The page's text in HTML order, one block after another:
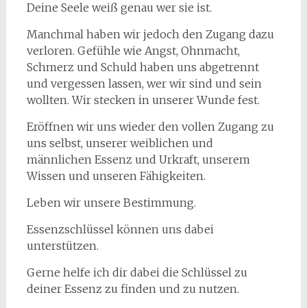
Deine Seele weiß genau wer sie ist.
Manchmal haben wir jedoch den Zugang dazu
verloren. Gefühle wie Angst, Ohnmacht,
Schmerz und Schuld haben uns abgetrennt
und vergessen lassen, wer wir sind und sein
wollten. Wir stecken in unserer Wunde fest.
Eröffnen wir uns wieder den vollen Zugang zu
uns selbst, unserer weiblichen und
männlichen Essenz und Urkraft, unserem
Wissen und unseren Fähigkeiten.
Leben wir unsere Bestimmung.
Essenzschlüssel können uns dabei
unterstützen.
Gerne helfe ich dir dabei die Schlüssel zu
deiner Essenz zu finden und zu nutzen.